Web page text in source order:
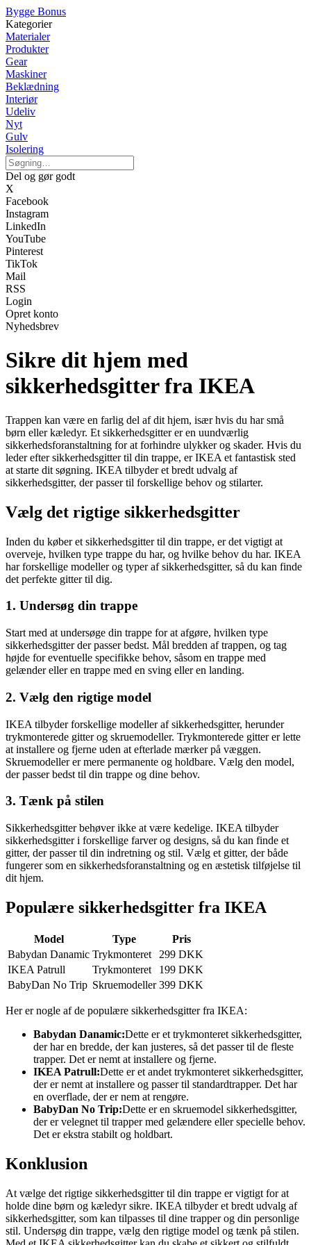
Bygge Bonus
Kategorier
Materialer
Produkter
Gear
Maskiner
Beklædning
Interiør
Udeliv
Nyt
Gulv
Isolering
Del og gør godt
X
Facebook
Instagram
LinkedIn
YouTube
Pinterest
TikTok
Mail
RSS
Login
Opret konto
Nyhedsbrev
Sikre dit hjem med
sikkerhedsgitter fra IKEA
Trappen kan være en farlig del af dit hjem, især hvis du har små
børn eller kæledyr. Et sikkerhedsgitter er en uundværlig
sikkerhedsforanstaltning for at forhindre ulykker og skader. Hvis du
leder efter sikkerhedsgitter til din trappe, er IKEA et fantastisk sted
at starte dit søgning. IKEA tilbyder et bredt udvalg af
sikkerhedsgitter, der passer til forskellige behov og stilarter.
Vælg det rigtige sikkerhedsgitter
Inden du køber et sikkerhedsgitter til din trappe, er det vigtigt at
overveje, hvilken type trappe du har, og hvilke behov du har. IKEA
har forskellige modeller og typer af sikkerhedsgitter, så du kan finde
det perfekte gitter til dig.
1. Undersøg din trappe
Start med at undersøge din trappe for at afgøre, hvilken type
sikkerhedsgitter der passer bedst. Mål bredden af trappen, og tag
højde for eventuelle specifikke behov, såsom en trappe med
gelænder eller en trappe med en sving eller en landing.
2. Vælg den rigtige model
IKEA tilbyder forskellige modeller af sikkerhedsgitter, herunder
trykmonterede gitter og skruemodeller. Trykmonterede gitter er lette
at installere og fjerne uden at efterlade mærker på væggen.
Skruemodeller er mere permanente og holdbare. Vælg den model,
der passer bedst til din trappe og dine behov.
3. Tænk på stilen
Sikkerhedsgitter behøver ikke at være kedelige. IKEA tilbyder
sikkerhedsgitter i forskellige farver og designs, så du kan finde et
gitter, der passer til din indretning og stil. Vælg et gitter, der både
fungerer som en sikkerhedsforanstaltning og en æstetisk tilføjelse til
dit hjem.
Populære sikkerhedsgitter fra IKEA
Model Type
Pris
Babydan Danamic Trykmonteret
299 DKK
IKEA Patrull
Trykmonteret
199 DKK
BabyDan No Trip Skruemodeller 399 DKK
Her er nogle af de populære sikkerhedsgitter fra IKEA:
Babydan Danamic:Dette er et trykmonteret sikkerhedsgitter,
der har en bredde, der kan justeres, så det passer til de fleste
trapper. Det er nemt at installere og fjerne.
IKEA Patrull:Dette er et andet trykmonteret sikkerhedsgitter,
der er nemt at installere og passer til standardtrapper. Det har
en overflade, der er nem at rengøre.
BabyDan No Trip:Dette er en skruemodel sikkerhedsgitter,
der er velegnet til trapper med gelændere eller specielle behov.
Det er ekstra stabilt og holdbart.
Konklusion
At vælge det rigtige sikkerhedsgitter til din trappe er vigtigt for at
holde dine børn og kæledyr sikre. IKEA tilbyder et bredt udvalg af
sikkerhedsgitter, som kan tilpasses til dine trapper og din personlige
stil. Undersøg din trappe, vælg den rigtige model og tænk på stilen.